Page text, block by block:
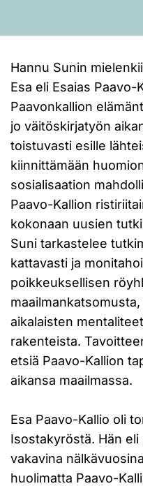
Hannu Sunin
Esa eli Esaias Paavo-
Paavonkallion
jo väitöskirjatyön
toistuvasti esille
kiinnittämään
sosialisaation
Paavo-Kallion
kokonaan uusien
Suni tarkastelee
kattavasti ja
poikkeuksellisen
aikalaisten
rakenteista.
etsiä Paavo-Kallion
aikansa maailmassa.
Esa Paavo-Kallio oli
Isostakyröstä. Hän
vakavina
huolimatta Paavo-